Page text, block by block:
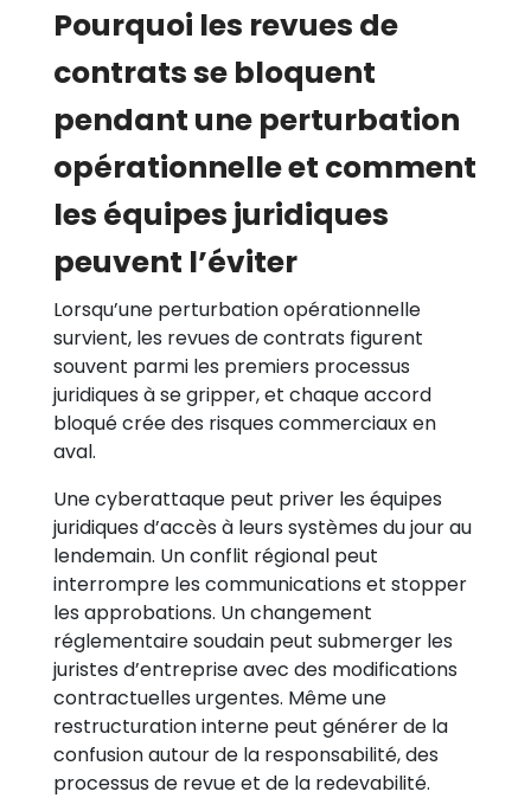
Pourquoi les revues de
contrats se bloquent
pendant une perturbation
opérationnelle et comment
les équipes juridiques
peuvent l’éviter
Lorsqu’une perturbation opérationnelle
survient, les revues de contrats figurent
souvent parmi les premiers processus
juridiques à se gripper, et chaque accord
bloqué crée des risques commerciaux en
aval.
Une cyberattaque peut priver les équipes
juridiques d’accès à leurs systèmes du jour au
lendemain. Un conflit régional peut
interrompre les communications et stopper
les approbations. Un changement
réglementaire soudain peut submerger les
juristes d’entreprise avec des modifications
contractuelles urgentes. Même une
restructuration interne peut générer de la
confusion autour de la responsabilité, des
processus de revue et de la redevabilité.